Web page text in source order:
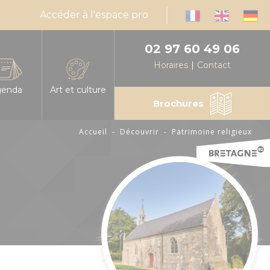
Accéder à l'espace pro
les manifestations en Centre Morbihan
votre événement en Centre Morbihan
mensuel des animations
Art et culture
Expressions d'artistes
Médiathèques
02 97 60 49 06
Horaires Contact
Brochures
Accueil - Découvrir - Patrimoine religieux